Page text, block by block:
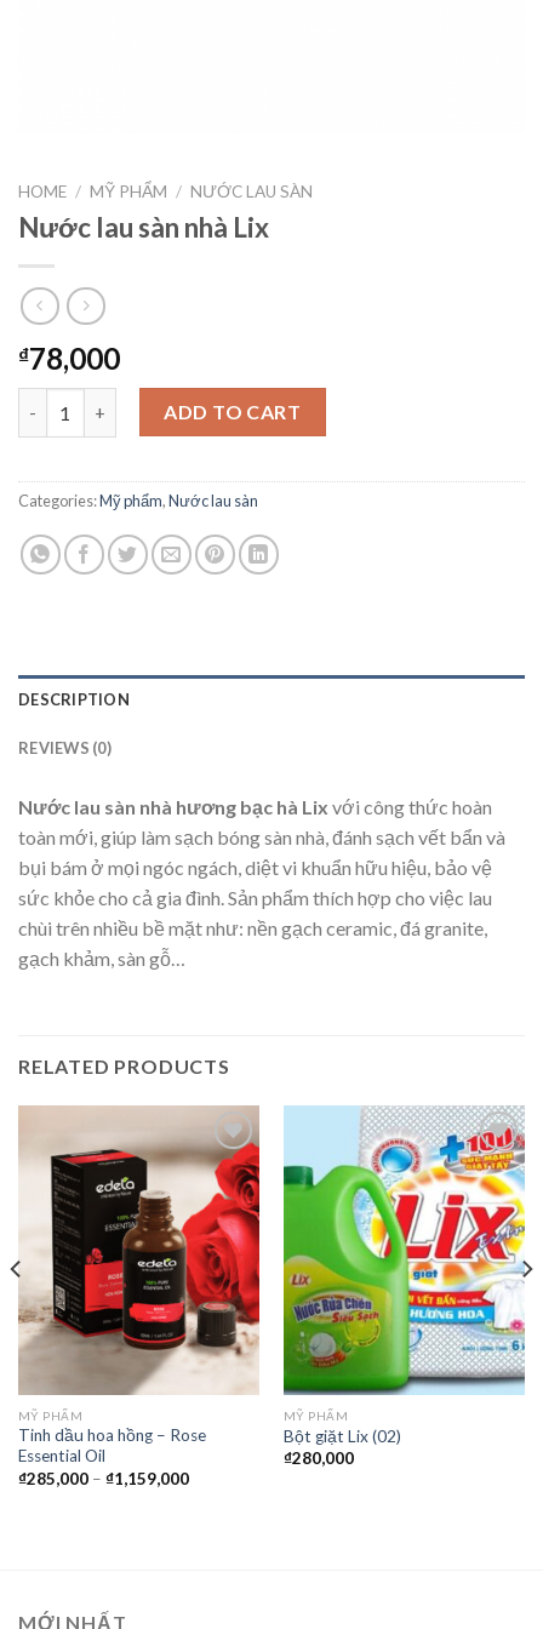
HOME / MỸ PHẨM / NƯỚC LAU SÀN
Nước lau sàn nhà Lix
₫78,000
Nước lau sàn nhà Lix quantity
ADD TO CART
Categories:Mỹ phẩm,Nước lau sàn
DESCRIPTION
REVIEWS (0)
Nước lau sàn nhà hương bạc hà Lix với công thức hoàn
toàn mới, giúp làm sạch bóng sàn nhà, đánh sạch vết bẩn và
bụi bám ở mọi ngóc ngách, diệt vi khuẩn hữu hiệu, bảo vệ
sức khỏe cho cả gia đình. Sản phẩm thích hợp cho việc lau
chùi trên nhiều bề mặt như: nền gạch ceramic, đá granite,
gạch khảm, sàn gỗ…
RELATED PRODUCTS
Thêm
vào
yêu
thích
MỸ PHẨM
Tinh dầu hoa hồng – Rose
Essential Oil
₫285,000– ₫1,159,000
Thêm
vào
yêu
thích
MỸ PHẨM
Bột giặt Lix (02)
₫280,000
MỚI NHẤT